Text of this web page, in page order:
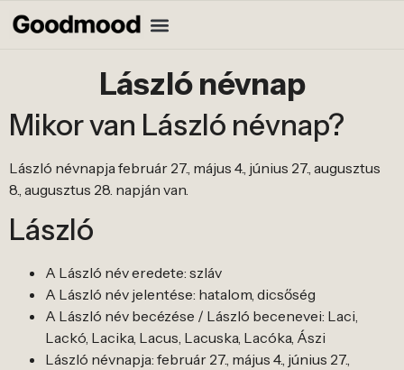
László névnap
Mikor van László névnap?
László névnapja február 27., május 4., június 27., augusztus
8., augusztus 28. napján van.
László
A László név eredete: szláv
A László név jelentése: hatalom, dicsőség
A László név becézése / László becenevei: Laci,
Lackó, Lacika, Lacus, Lacuska, Lacóka, Ászi
László névnapja: február 27., május 4., június 27.,